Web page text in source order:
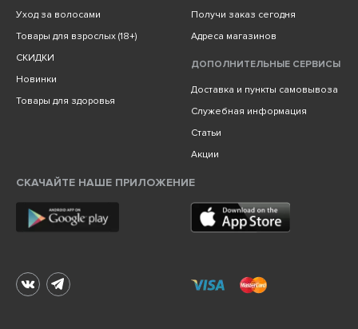
Уход за волосами
Товары для взрослых (18+)
СКИДКИ
Новинки
Товары для здоровья
Получи заказ сегодня
Адреса магазинов
ДОПОЛНИТЕЛЬНЫЕ СЕРВИСЫ
Доставка и пункты самовывоза
Служебная информация
Статьи
Акции
СКАЧАЙТЕ НАШЕ ПРИЛОЖЕНИЕ